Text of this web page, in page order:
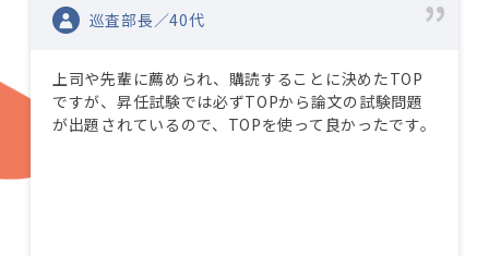
巡査部長／40代
上司や先輩に薦められ、購読することに決めたTOP
ですが、昇任試験では必ずTOPから論文の試験問題
が出題されているので、TOPを使って良かったです。